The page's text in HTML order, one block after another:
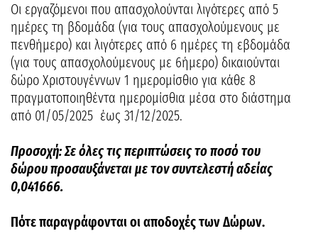
Οι εργαζόμενοι που απασχολούνται λιγότερες από 5
ημέρες τη βδομάδα (για τους απασχολούμενους με
πενθήμερο) και λιγότερες από 6 ημέρες τη εβδομάδα
(για τους απασχολούμενους με 6ήμερο) δικαιούνται
δώρο Χριστουγέννων 1 ημερομίσθιο για κάθε 8
πραγματοποιηθέντα ημερομίσθια μέσα στο διάστημα
από 01/05/2025 έως 31/12/2025.
Προσοχή: Σε όλες τις περιπτώσεις το ποσό του
δώρου προσαυξάνεται με τον συντελεστή αδείας
0,041666.
Πότε παραγράφονται οι αποδοχές των Δώρων.